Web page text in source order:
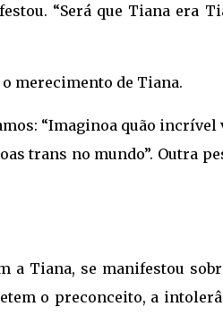
“Será que Tiana era
merecimento de Tiana.
“Imaginoa quão incrível
trans no mundo”. Outra
a Tiana, se manifestou
o preconceito, a